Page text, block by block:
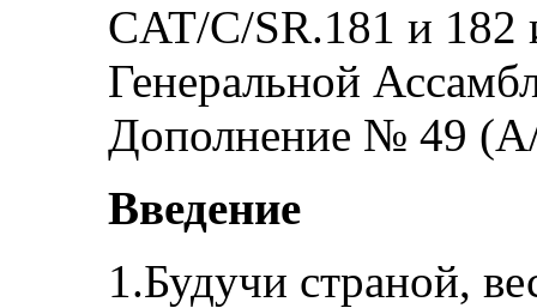
CAT/C/SR.181 и 182
Генеральной
Дополнение № 49
Введение
1.Будучи страной,